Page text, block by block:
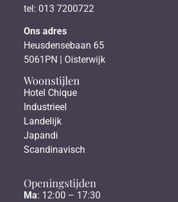
tel: 013 7200722
Ons adres
Heusdensebaan 65
5061PN | Oisterwijk
Woonstijlen
Hotel Chique
Industrieel
Landelijk
Japandi
Scandinavisch
Openingstijden
Ma: 12:00 – 17:30